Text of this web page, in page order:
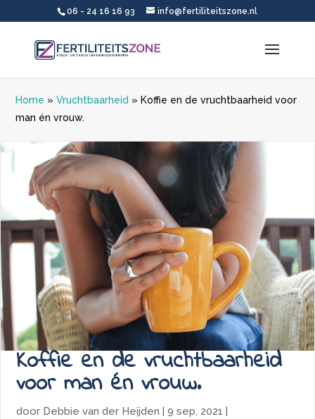
06 - 24 16 16 93 info@fertiliteitszone.nl
Home »Vruchtbaarheid » Koffie en de vruchtbaarheid voor
man én vrouw.
Koffie en de vruchtbaarheid
voor man én vrouw.
door Debbie van der Heijden |9 sep, 2021